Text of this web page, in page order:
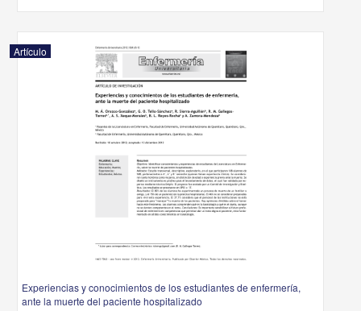
Artículo
Experiencias y conocimientos de los estudiantes de enfermería,
ante la muerte del paciente hospitalizado